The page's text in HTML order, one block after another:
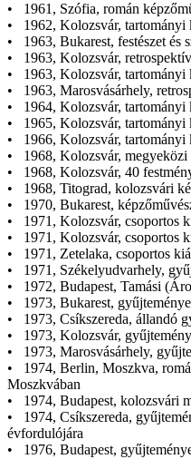
• 1961, Szófia, román
• 1962, Kolozsvár, tartományi
• 1963, Bukarest, festészet és
• 1963, Kolozsvár,
• 1963, Kolozsvár, tartományi
• 1963, Marosvásárhely,
• 1964, Kolozsvár, tartományi
• 1965, Kolozsvár, tartományi
• 1966, Kolozsvár, tartományi
• 1968, Kolozsvár, megyeközi
• 1968, Kolozsvár, 40
• 1968, Titograd, kolozsvári
• 1970, Bukarest,
• 1971, Kolozsvár, csoportos
• 1971, Kolozsvár, csoportos
• 1971, Zetelaka, csoportos
• 1971, Székelyudvarhely,
• 1972, Budapest, Tamási
• 1973, Bukarest,
• 1973, Csíkszereda, állandó
• 1973, Kolozsvár,
• 1973, Marosvásárhely,
• 1974, Berlin, Moszkva,
Moszkvában
• 1974, Budapest, kolozsvári
• 1974, Csíkszereda,
évfordulójára
• 1976, Budapest,